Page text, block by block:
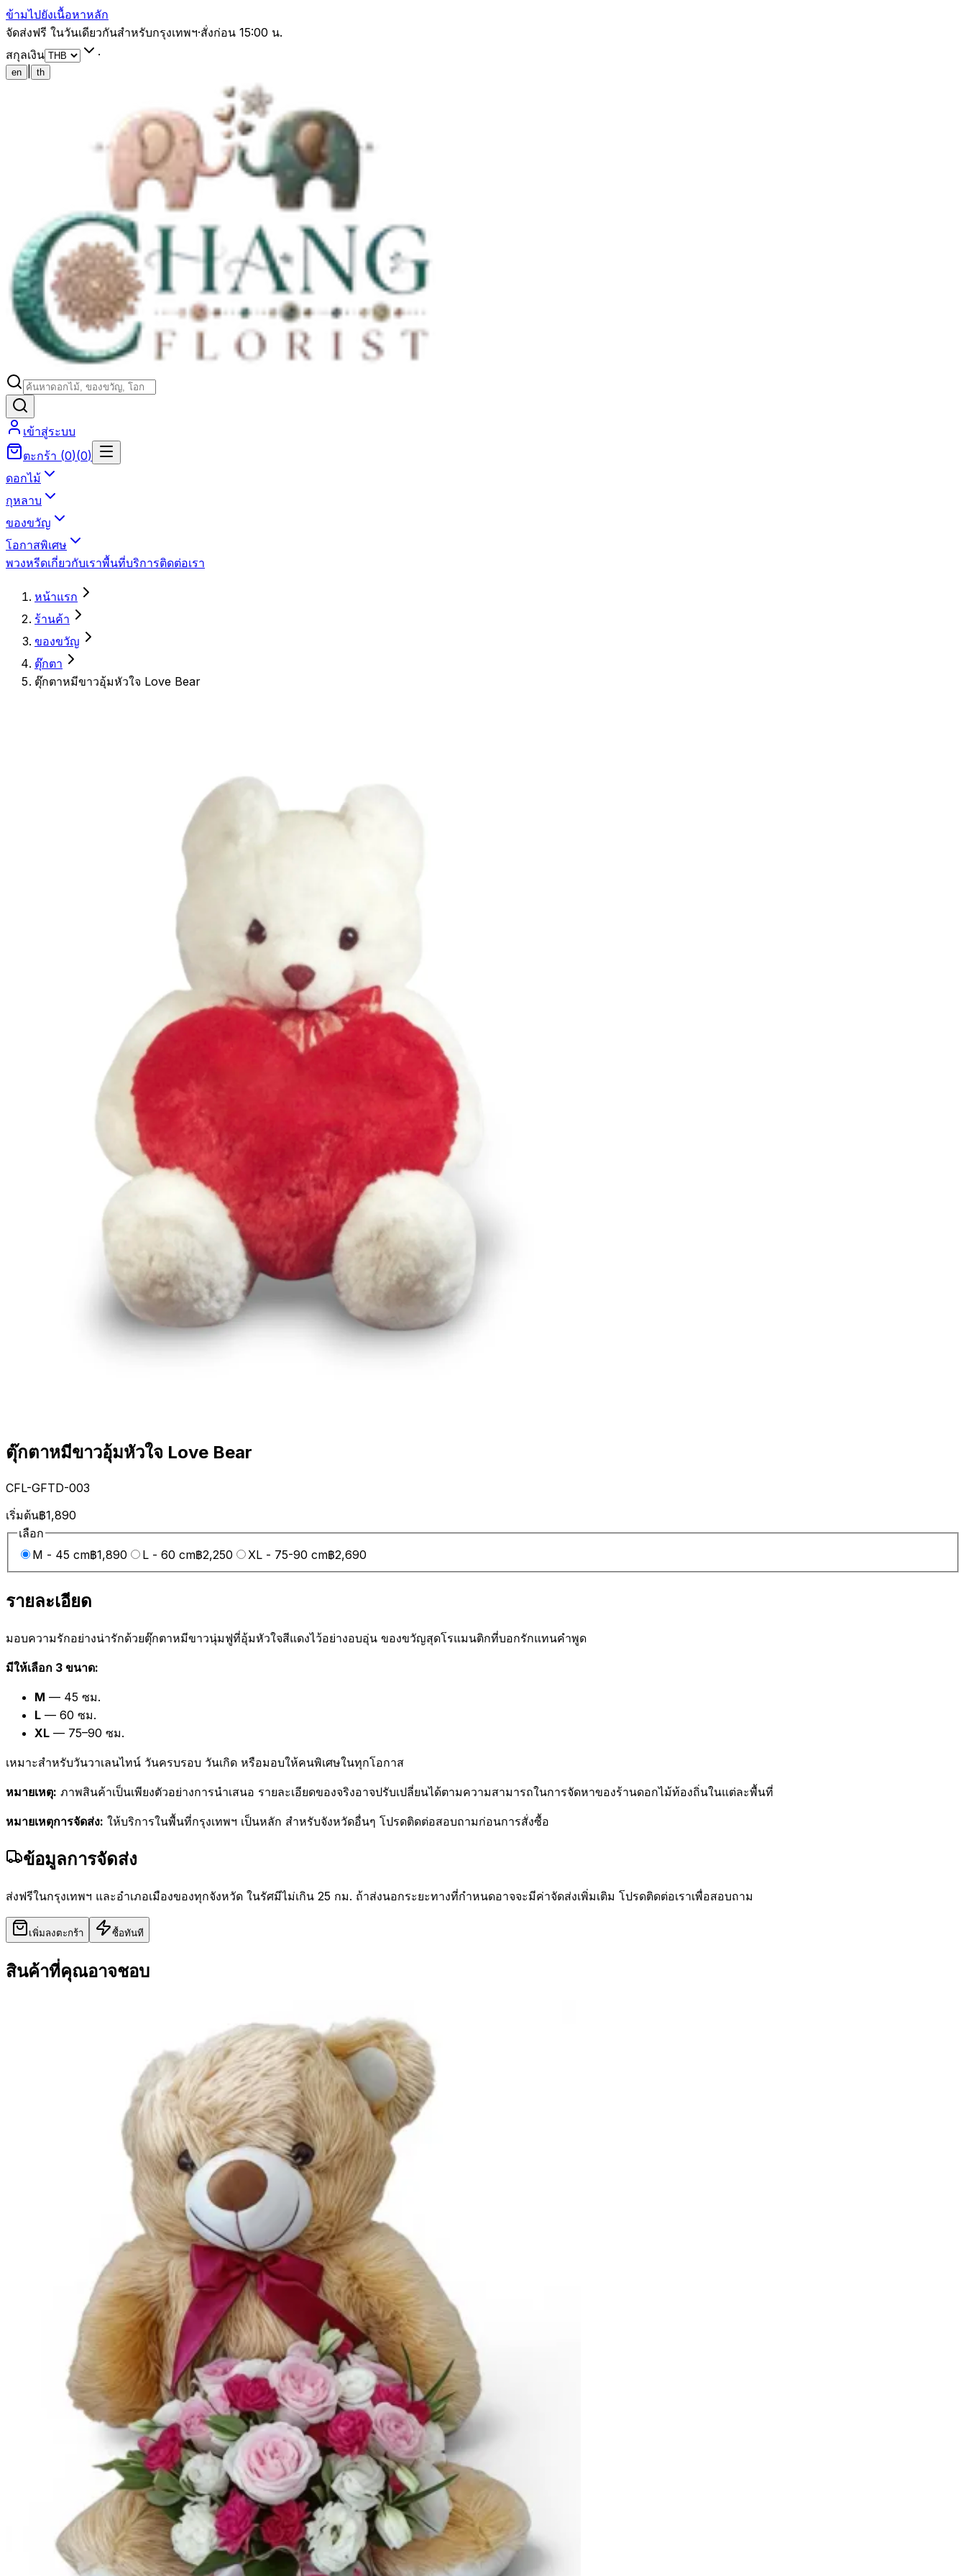
ข้ามไปยังเนื้อหาหลัก
จัดส่งฟรี ในวันเดียวกันสำหรับกรุงเทพฯ·สั่งก่อน 15:00 น.
สกุลเงิน
·
en th
เข้าสู่ระบบ
ตะกร้า (0)(0)
ดอกไม้
กุหลาบ
ของขวัญ
โอกาสพิเศษ
พวงหรีดเกี่ยวกับเราพื้นที่บริการติดต่อเรา
หน้าแรก
ร้านค้า
ของขวัญ
ตุ๊กตา
ตุ๊กตาหมีขาวอุ้มหัวใจ Love Bear
ตุ๊กตาหมีขาวอุ้มหัวใจ Love Bear
CFL-GFTD-003
เริ่มต้น฿1,890
เลือก
M - 45 cm฿1,890 L - 60 cm฿2,250 XL - 75-90 cm฿2,690
รายละเอียด
มอบความรักอย่างน่ารักด้วยตุ๊กตาหมีขาวนุ่มฟูที่อุ้มหัวใจสีแดงไว้อย่างอบอุ่น ของขวัญสุดโรแมนติกที่บอกรักแทนคำพูด
มีให้เลือก 3 ขนาด:
M — 45 ซม.
L — 60 ซม.
XL — 75–90 ซม.
เหมาะสำหรับวันวาเลนไทน์ วันครบรอบ วันเกิด หรือมอบให้คนพิเศษในทุกโอกาส
หมายเหตุ: ภาพสินค้าเป็นเพียงตัวอย่างการนำเสนอ รายละเอียดของจริงอาจปรับเปลี่ยนได้ตามความสามารถในการจัดหาของร้านดอกไม้ท้องถิ่นในแต่ละพื้นที่
หมายเหตุการจัดส่ง: ให้บริการในพื้นที่กรุงเทพฯ เป็นหลัก สำหรับจังหวัดอื่นๆ โปรดติดต่อสอบถามก่อนการสั่งซื้อ
ข้อมูลการจัดส่ง
ส่งฟรีในกรุงเทพฯ และอำเภอเมืองของทุกจังหวัด ในรัศมีไม่เกิน 25 กม. ถ้าส่งนอกระยะทางที่กำหนดอาจจะมีค่าจัดส่งเพิ่มเติม โปรดติดต่อเราเพื่อสอบถาม
เพิ่มลงตะกร้า ซื้อทันที
สินค้าที่คุณอาจชอบ